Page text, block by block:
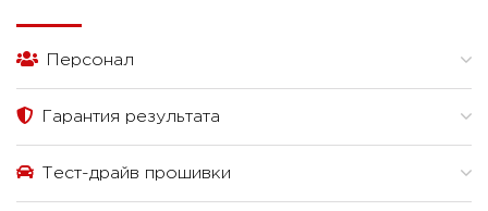
Персонал
Гарантия результата
Тест-драйв прошивки